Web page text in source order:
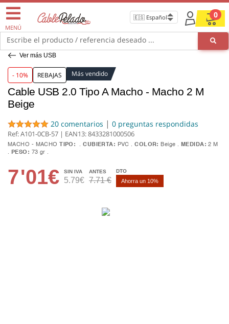
MENÚ
0
Escribe el producto / referencia deseado ...
Ver más USB
- 10% REBAJAS Más vendido
Cable USB 2.0 Tipo A Macho - Macho 2 M
Beige
20 comentarios | 0 preguntas respondidas
Ref: A101-0CB-57 | EAN13:8433281000506
MACHO - MACHO TIPO: CUBIERTA: PVC COLOR: Beige MEDIDA: 2 M
PESO: 73 gr
7'01€ SIN IVA
5.79€
ANTES
7.71 €
DTO
Ahorra un 10%